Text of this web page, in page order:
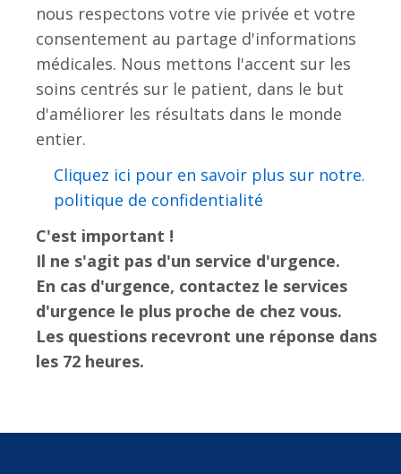
nous respectons votre vie privée et votre
consentement au partage d'informations
médicales. Nous mettons l'accent sur les
soins centrés sur le patient, dans le but
d'améliorer les résultats dans le monde
entier.
.Cliquez ici pour en savoir plus sur notre
politique de confidentialité
C'est important !
Il ne s'agit pas d'un service d'urgence.
En cas d'urgence, contactez le services
d'urgence le plus proche de chez vous.
Les questions recevront une réponse dans
les 72 heures.